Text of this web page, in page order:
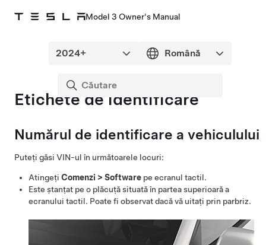
Model 3 Owner's Manual
Etichete de identificare
Numărul de identificare a vehiculului
Puteți găsi VIN-ul în următoarele locuri:
Atingeți Comenzi > Software pe ecranul tactil.
Este ștanțat pe o plăcuță situată în partea superioară a
ecranului tactil. Poate fi observat dacă vă uitați prin parbriz.